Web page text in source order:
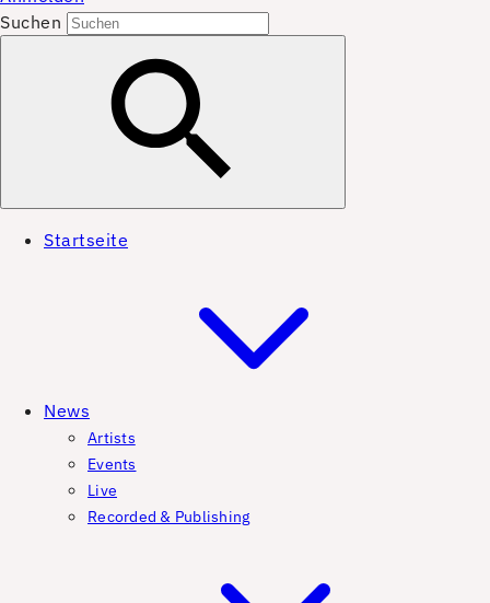
Suchen
Startseite
News
Artists
Events
Live
Recorded & Publishing